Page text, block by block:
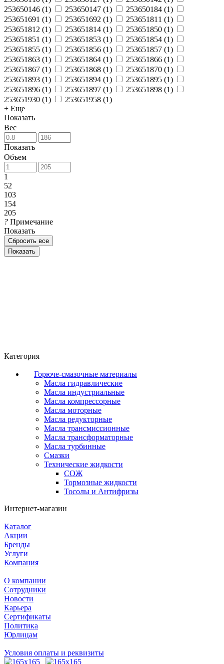
253650146 (1) 253650147 (1) 253650184 (1)
253651691 (1) 253651692 (1) 253651811 (1)
253651812 (1) 253651814 (1) 253651850 (1)
253651851 (1) 253651853 (1) 253651854 (1)
253651855 (1) 253651856 (1) 253651857 (1)
253651863 (1) 253651864 (1) 253651866 (1)
253651867 (1) 253651868 (1) 253651870 (1)
253651893 (1) 253651894 (1) 253651895 (1)
253651896 (1) 253651897 (1) 253651898 (1)
253651930 (1) 253651958 (1)
+ Еще
Показать
Вес
Показать
Объем
1
52
103
154
205
? Примечание
Показать
Сбросить все
Категория
Горюче-смазочные материалы
Масла гидравлические
Масла индустриальные
Масла компрессорные
Масла моторные
Масла редукторные
Масла трансмиссионные
Масла трансформаторные
Масла турбинные
Смазки
Технические жидкости
СОЖ
Тормозные жидкости
Тосолы и Антифризы
Интернет-магазин
Каталог
Акции
Бренды
Услуги
Компания
О компании
Сотрудники
Новости
Карьера
Сертификаты
Политика
Юрлицам
Условия оплаты и реквизиты